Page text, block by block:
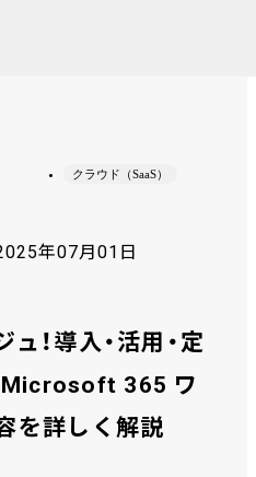
クラウド（SaaS）
年07月01日
！導入・活用・定
Microsoft 365 ワ
を詳しく解説